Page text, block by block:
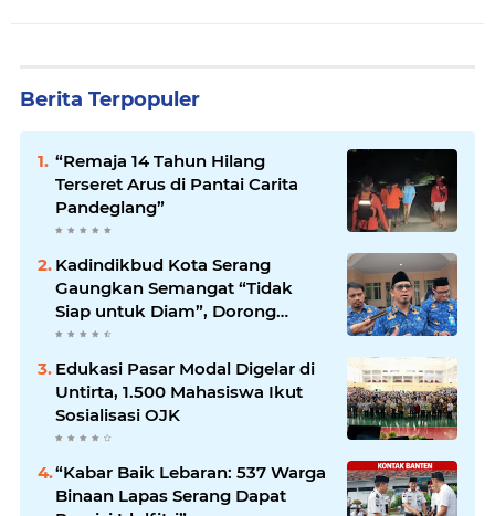
Berita Terpopuler
“Remaja 14 Tahun Hilang
Terseret Arus di Pantai Carita
Pandeglang”
Kadindikbud Kota Serang
Gaungkan Semangat “Tidak
Siap untuk Diam”, Dorong
Layanan Lebih Responsif
Edukasi Pasar Modal Digelar di
Untirta, 1.500 Mahasiswa Ikut
Sosialisasi OJK
“Kabar Baik Lebaran: 537 Warga
Binaan Lapas Serang Dapat